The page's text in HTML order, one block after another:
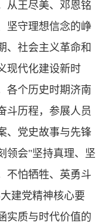
从王尽美、邓恩铭
坚守理想信念的峥
、社会主义革命和
现代化建设新时
各个历史时期济南
斗历程，参展人员
、党史故事与先锋
领会"坚持真理、坚
不怕牺牲、英勇斗
建党精神核心要
实质与时代价值的